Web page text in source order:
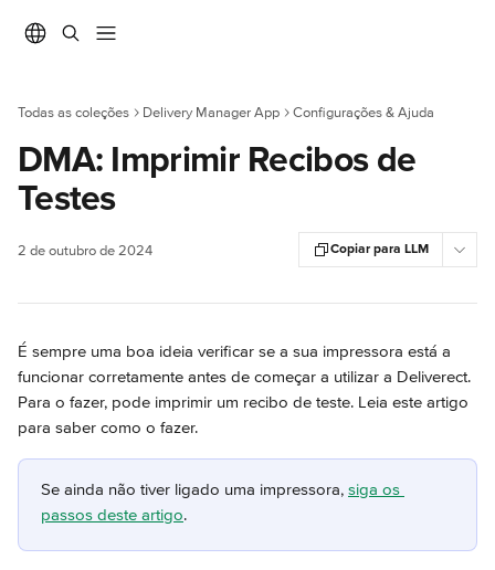
Todas as coleções Delivery Manager App Configurações & Ajuda
DMA: Imprimir Recibos de
Testes
2 de outubro de 2024 Copiar para LLM
É sempre uma boa ideia verificar se a sua impressora está a
funcionar corretamente antes de começar a utilizar a Deliverect.
Para o fazer, pode imprimir um recibo de teste. Leia este artigo
para saber como o fazer.
Se ainda não tiver ligado uma impressora, siga os
passos deste artigo.